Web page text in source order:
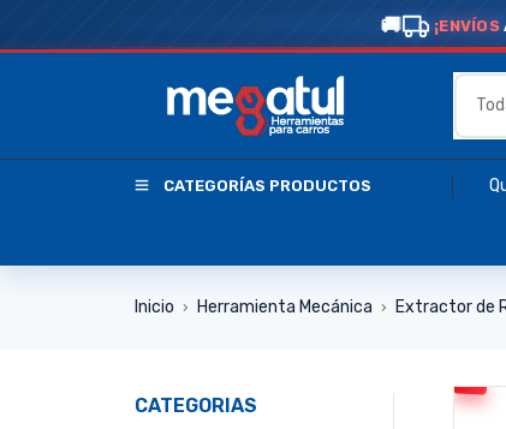
¡ENVÍOS
CATEGORÍAS PRODUCTOS
Inicio › Herramienta Mecánica › Extractor de
CATEGORIAS